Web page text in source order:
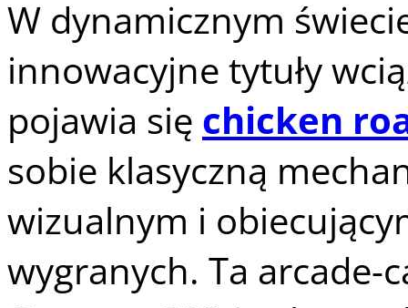
W dynamicznym
innowacyjne tytuły
pojawia się chicken
sobie klasyczną
wizualnym i
wygranych. Ta